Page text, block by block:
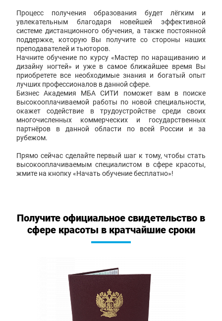
Процесс получения образования будет лёгким и
увлекательным благодаря новейшей эффективной
системе дистанционного обучения, а также постоянной
поддержке, которую Вы получите со стороны наших
преподавателей и тьюторов.
Начните обучение по курсу «Мастер по наращиванию и
дизайну ногтей» и уже в самое ближайшее время Вы
приобретете все необходимые знания и богатый опыт
лучших профессионалов в данной сфере.
Бизнес Академия МБА СИТИ поможет вам в поиске
высокооплачиваемой работы по новой специальности,
окажет содействие в трудоустройстве среди своих
многочисленных коммерческих и государственных
партнёров в данной области по всей России и за
рубежом.
Прямо сейчас сделайте первый шаг к тому, чтобы стать
высокооплачиваемым специалистом в сфере красоты,
жмите на кнопку «Начать обучение бесплатно»!
Получите официальное свидетельство в
сфере красоты в кратчайшие сроки